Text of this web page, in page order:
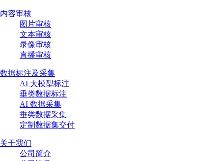
内容审核
图片审核
文本审核
录像审核
直播审核
数据标注及采集
AI 大模型标注
垂类数据标注
AI 数据采集
垂类数据采集
定制数据集交付
关于我们
公司简介